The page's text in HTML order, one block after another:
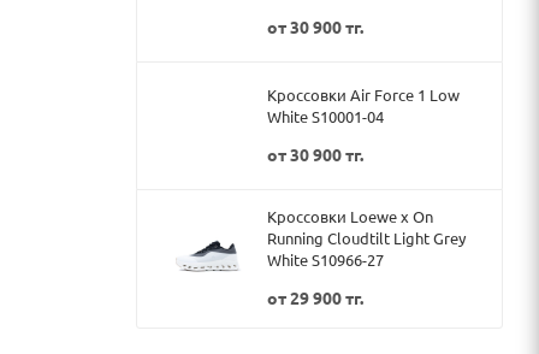
от30 900 тг.
Кроссовки Air Force 1 Low
White S10001-04
от30 900 тг.
Кроссовки Loewe x On
Running Cloudtilt Light Grey
White S10966-27
от29 900 тг.